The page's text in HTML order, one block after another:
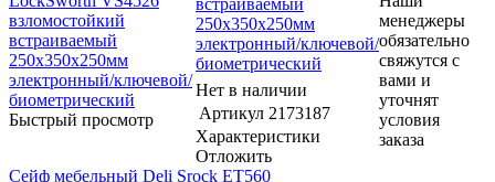
Быстрый просмотр
250x350x250мм
электронный/ключевой/
биометрический
Нет в наличии
Артикул 2173187
Характеристики
Отложить
менеджеры
обязательно
свяжутся с
вами и
уточнят
условия
заказа
Сейф мебельный Deli Srock ET560